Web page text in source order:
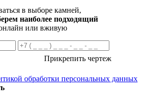
в выборе камней,
наиболее подходящий
или вживую
Прикрепить чертеж
обработки персональных данных